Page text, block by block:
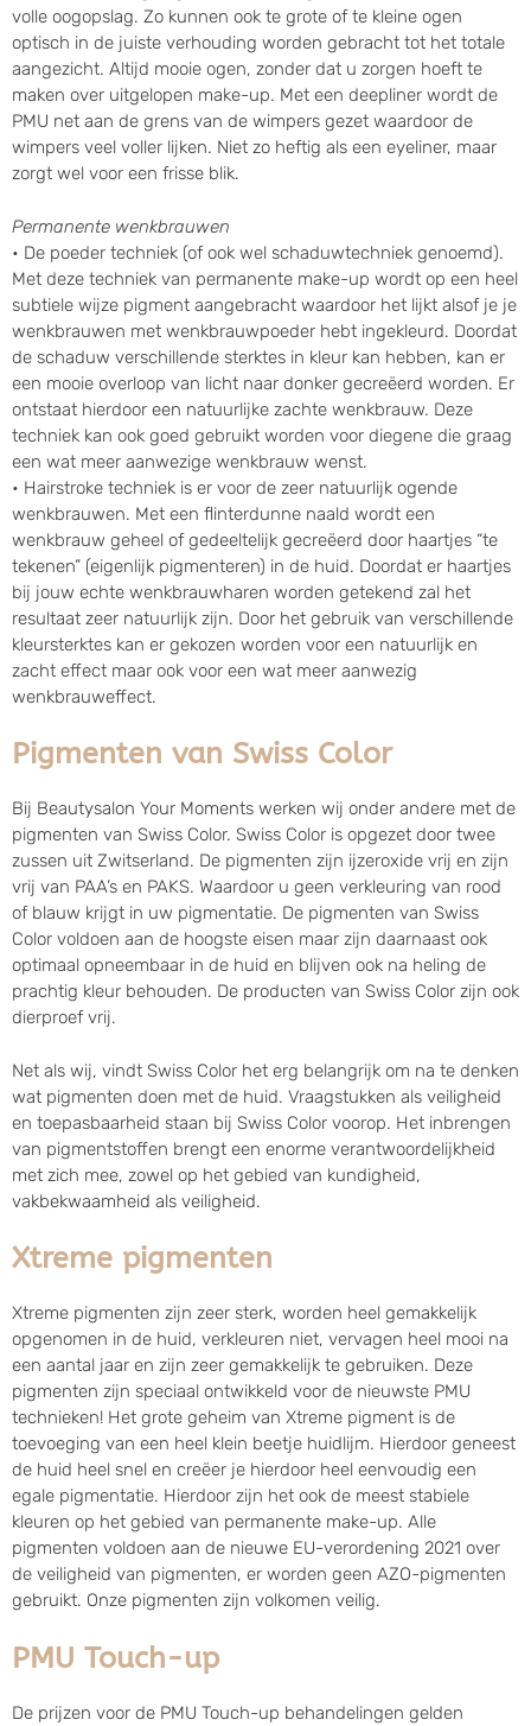
volle oogopslag. Zo kunnen ook te grote of te kleine ogen
optisch in de juiste verhouding worden gebracht tot het totale
aangezicht. Altijd mooie ogen, zonder dat u zorgen hoeft te
maken over uitgelopen make-up. Met een deepliner wordt de
PMU net aan de grens van de wimpers gezet waardoor de
wimpers veel voller lijken. Niet zo heftig als een eyeliner, maar
zorgt wel voor een frisse blik.
Permanente wenkbrauwen
• De poeder techniek (of ook wel schaduwtechniek genoemd).
Met deze techniek van permanente make-up wordt op een heel
subtiele wijze pigment aangebracht waardoor het lijkt alsof je je
wenkbrauwen met wenkbrauwpoeder hebt ingekleurd. Doordat
de schaduw verschillende sterktes in kleur kan hebben, kan er
een mooie overloop van licht naar donker gecreëerd worden. Er
ontstaat hierdoor een natuurlijke zachte wenkbrauw. Deze
techniek kan ook goed gebruikt worden voor diegene die graag
een wat meer aanwezige wenkbrauw wenst.
• Hairstroke techniek is er voor de zeer natuurlijk ogende
wenkbrauwen. Met een flinterdunne naald wordt een
wenkbrauw geheel of gedeeltelijk gecreëerd door haartjes “te
tekenen” (eigenlijk pigmenteren) in de huid. Doordat er haartjes
bij jouw echte wenkbrauwharen worden getekend zal het
resultaat zeer natuurlijk zijn. Door het gebruik van verschillende
kleursterktes kan er gekozen worden voor een natuurlijk en
zacht effect maar ook voor een wat meer aanwezig
wenkbrauweffect.
Pigmenten van Swiss Color
Bij Beautysalon Your Moments werken wij onder andere met de
pigmenten van Swiss Color. Swiss Color is opgezet door twee
zussen uit Zwitserland. De pigmenten zijn ijzeroxide vrij en zijn
vrij van PAA’s en PAKS. Waardoor u geen verkleuring van rood
of blauw krijgt in uw pigmentatie. De pigmenten van Swiss
Color voldoen aan de hoogste eisen maar zijn daarnaast ook
optimaal opneembaar in de huid en blijven ook na heling de
prachtig kleur behouden. De producten van Swiss Color zijn ook
dierproef vrij.
Net als wij, vindt Swiss Color het erg belangrijk om na te denken
wat pigmenten doen met de huid. Vraagstukken als veiligheid
en toepasbaarheid staan bij Swiss Color voorop. Het inbrengen
van pigmentstoffen brengt een enorme verantwoordelijkheid
met zich mee, zowel op het gebied van kundigheid,
vakbekwaamheid als veiligheid.
Xtreme pigmenten
Xtreme pigmenten zijn zeer sterk, worden heel gemakkelijk
opgenomen in de huid, verkleuren niet, vervagen heel mooi na
een aantal jaar en zijn zeer gemakkelijk te gebruiken. Deze
pigmenten zijn speciaal ontwikkeld voor de nieuwste PMU
technieken! Het grote geheim van Xtreme pigment is de
toevoeging van een heel klein beetje huidlijm. Hierdoor geneest
de huid heel snel en creëer je hierdoor heel eenvoudig een
egale pigmentatie. Hierdoor zijn het ook de meest stabiele
kleuren op het gebied van permanente make-up. Alle
pigmenten voldoen aan de nieuwe EU-verordening 2021 over
de veiligheid van pigmenten, er worden geen AZO-pigmenten
gebruikt. Onze pigmenten zijn volkomen veilig.
PMU Touch-up
De prijzen voor de PMU Touch-up behandelingen gelden